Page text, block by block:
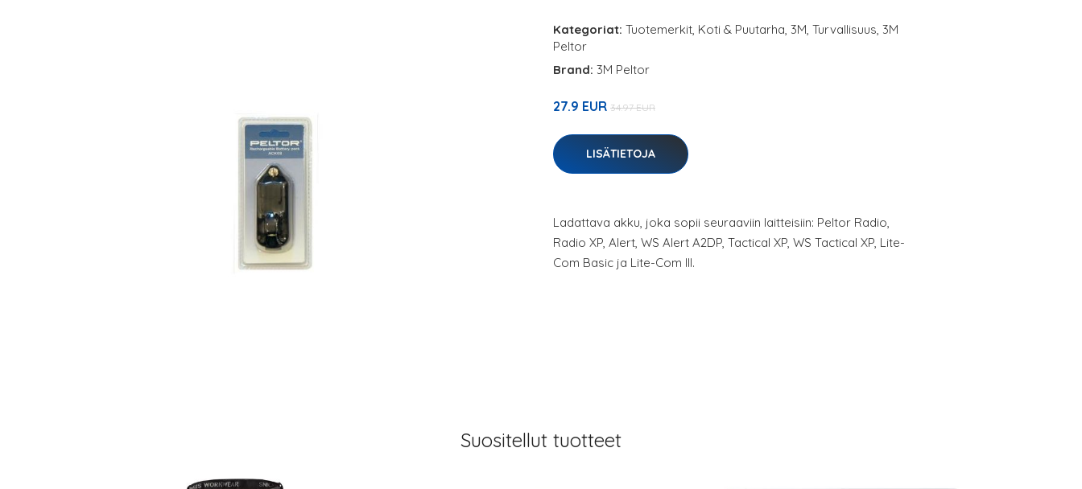
Kategoriat: Tuotemerkit, Koti & Puutarha, 3M, Turvallisuus, 3M
Peltor
Brand: 3M Peltor
27.9 EUR 34.97 EUR
LISÄTIETOJA
Ladattava akku, joka sopii seuraaviin laitteisiin: Peltor Radio,
Radio XP, Alert, WS Alert A2DP, Tactical XP, WS Tactical XP, Lite-
Com Basic ja Lite-Com III.
Suositellut tuotteet